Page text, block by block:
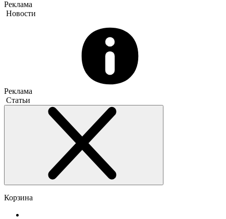
Реклама
Новости
Реклама
Статьи
Корзина